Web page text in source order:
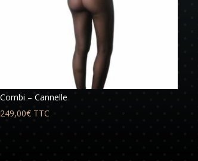
Combi – Cannelle
249,00€ TTC